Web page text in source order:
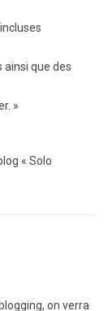
que des
»
« Solo
on verra